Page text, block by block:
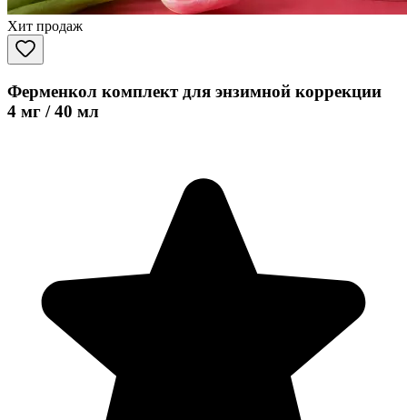
Хит продаж
Ферменкол комплект для энзимной коррекции
4 мг / 40 мл